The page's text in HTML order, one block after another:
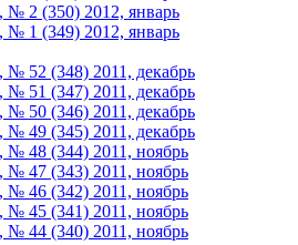
№ 2 (350) 2012, январь
№ 1 (349) 2012, январь
№ 52 (348) 2011, декабрь
№ 51 (347) 2011, декабрь
№ 50 (346) 2011, декабрь
№ 49 (345) 2011, декабрь
№ 48 (344) 2011, ноябрь
№ 47 (343) 2011, ноябрь
№ 46 (342) 2011, ноябрь
№ 45 (341) 2011, ноябрь
№ 44 (340) 2011, ноябрь